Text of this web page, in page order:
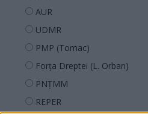
AUR
UDMR
PMP (Tomac)
Forța Dreptei (L. Orban)
PNȚMM
REPER